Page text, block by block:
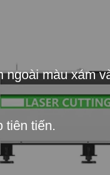
ngoài màu xám
tiên tiến.